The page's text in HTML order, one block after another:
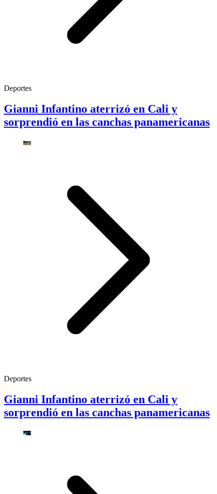
Deportes
Gianni Infantino aterrizó en Cali y
sorprendió en las canchas panamericanas
Deportes
Gianni Infantino aterrizó en Cali y
sorprendió en las canchas panamericanas